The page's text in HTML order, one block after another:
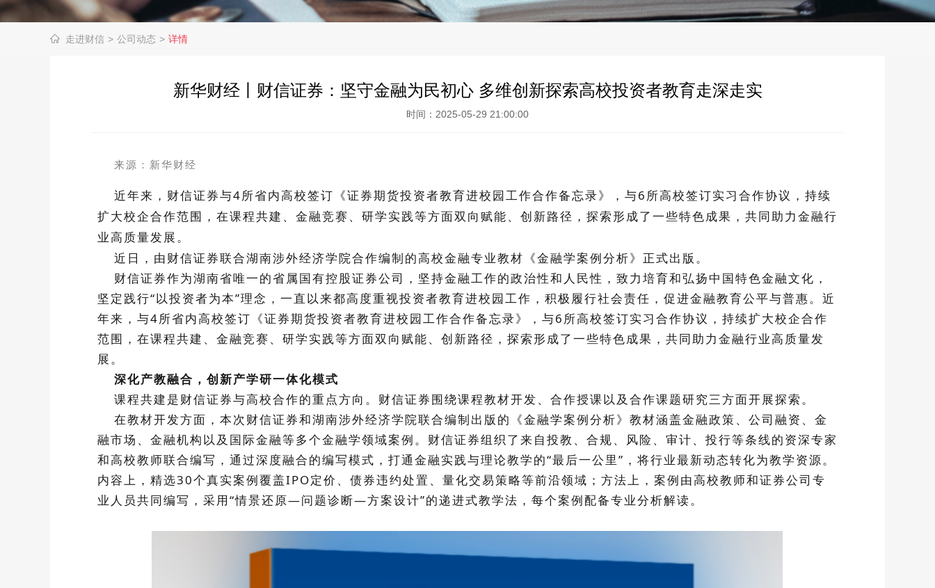
走进财信 > 公司动态 > 详情
新华财经丨财信证券：坚守金融为民初心 多维创新探索高校投资者教育走深走实
时间：2025-05-29 21:00:00
来源：新华财经
近年来， 财信证券与4所省内高校签订《证券期货投资者教育进校园工作合作备忘录》，与6所高校签订实习合作协议，持续
扩大校企合作范围，在课程共建、金融竞赛、研学实践等方面双向赋能、创新路径，探索形成了一些特色成果，共同助力金融行
业高质量发展。
近日，由财信证券联合湖南涉外经济学院合作编制的高校金融专业教材《金融学案例分析》正式出版。
财信证券作为湖南省唯一的省属国有控股证券公司，坚持金融工作的政治性和人民性，致力培育和弘扬中国特色金融文化，
坚定践行“以投资者为本”理念，一直以来都高度重视投资者教育进校园工作，积极履行社会责任，促进金融教育公平与普惠。近
年来，与4所省内高校签订《证券期货投资者教育进校园工作合作备忘录》，与6所高校签订实习合作协议，持续扩大校企合作
范围，在课程共建、金融竞赛、研学实践等方面双向赋能、创新路径，探索形成了一些特色成果，共同助力金融行业高质量发
展。
深化产教融合，创新产学研一体化模式
课程共建是财信证券与高校合作的重点方向。财信证券围绕课程教材开发、合作授课以及合作课题研究三方面开展探索。
在教材开发方面，本次财信证券和湖南涉外经济学院联合编制出版的《金融学案例分析》教材涵盖金融政策、公司融资、金
融市场、金融机构以及国际金融等多个金融学领域案例。财信证券组织了来自投教、合规、风险、审计、投行等条线的资深专家
和高校教师联合编写，通过深度融合的编写模式，打通金融实践与理论教学的“最后一公里”，将行业最新动态转化为教学资源。
内容上，精选30个真实案例覆盖IPO定价、债券违约处置、量化交易策略等前沿领域；方法上，案例由高校教师和证券公司专
业人员共同编写，采用“情景还原—问题诊断—方案设计”的递进式教学法，每个案例配备专业分析解读。